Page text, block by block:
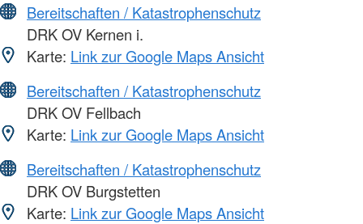
Bereitschaften / Katastrophenschutz
DRK OV Kernen i.
Karte: Link zur Google Maps Ansicht
Bereitschaften / Katastrophenschutz
DRK OV Fellbach
Karte: Link zur Google Maps Ansicht
Bereitschaften / Katastrophenschutz
DRK OV Burgstetten
Karte: Link zur Google Maps Ansicht